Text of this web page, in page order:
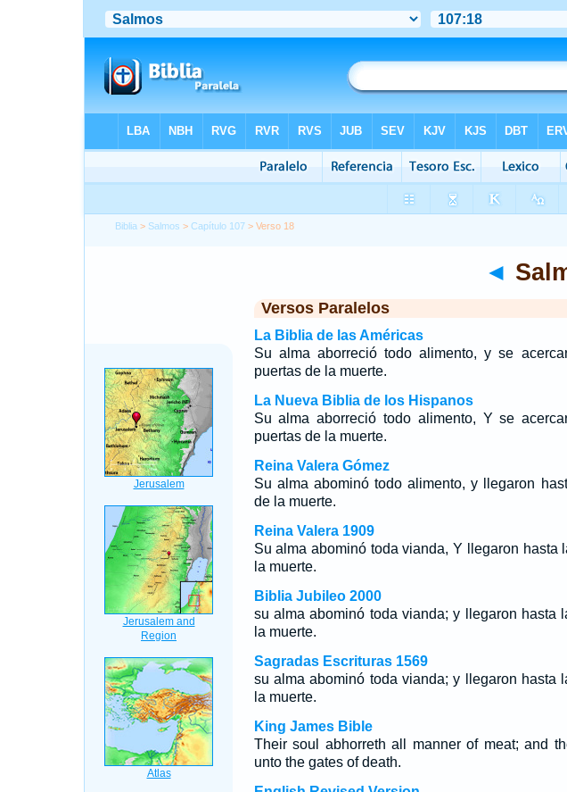
Biblia > Salmos >Capítulo 107 > Verso 18
◄
Versos Paralelos
La Biblia de las Américas
Su alma aborreció todo alimento, y se
puertas de la muerte.
La Nueva Biblia de los Hispanos
Su alma aborreció todo alimento, Y se
puertas de la muerte.
Reina Valera Gómez
Su alma abominó todo alimento, y llegaron
de la muerte.
Reina Valera 1909
Su alma abominó toda vianda, Y llegaron hasta
la muerte.
Biblia Jubileo 2000
su alma abominó toda vianda; y llegaron hasta
la muerte.
Sagradas Escrituras 1569
su alma abominó toda vianda; y llegaron hasta
la muerte.
King James Bible
Their soul abhorreth all manner of meat; and
unto the gates of death.